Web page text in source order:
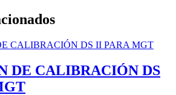
DE CALIBRACIÓN DS